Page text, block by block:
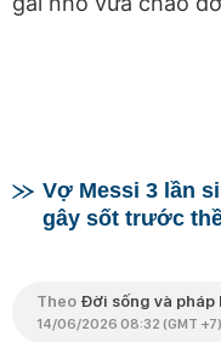
Vợ Messi 3 lần
gây sốt trước
Theo Đời sống và pháp
14/06/2026 08:32 (GMT +7)